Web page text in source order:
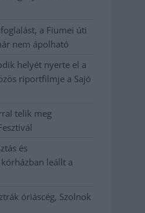
a Fiumei úti
nem ápolható
helyét nyerte el a
riportfilmje a Sajó
telik meg
és
leállt a
óriáscég, Szolnok